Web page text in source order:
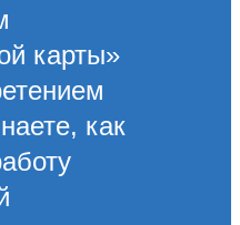
карты»
как